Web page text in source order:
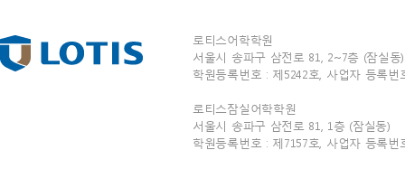
로티스어학학원
서울시 송파구 삼전로 81, 2~7층 (잠실
학원등록번호 : 제5242호, 사업자 등록
로티스잠실어학학원
서울시 송파구 삼전로 81, 1층 (잠실동)
학원등록번호 : 제7157호, 사업자 등록